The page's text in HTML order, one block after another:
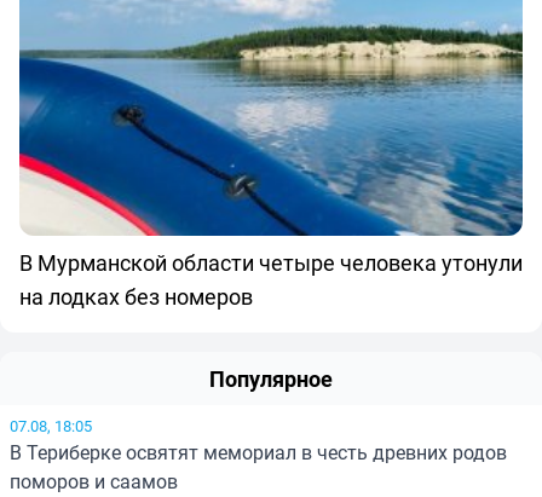
В Мурманской области четыре человека утонули
на лодках без номеров
Популярное
07.08, 18:05
В Териберке освятят мемориал в честь древних родов
поморов и саамов